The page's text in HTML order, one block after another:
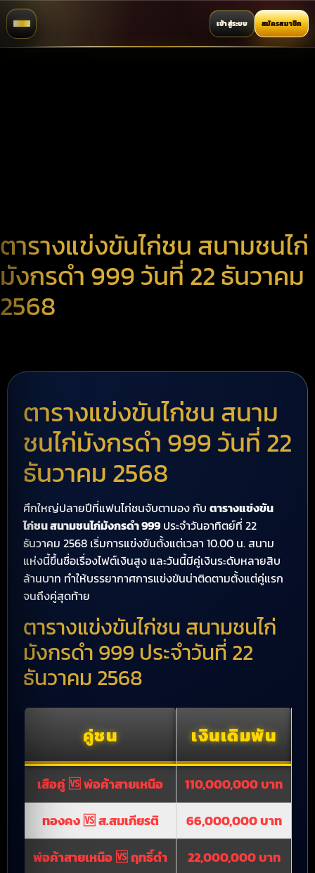
เข้าสู่ระบบ สมัครสมาชิก
ตารางแข่งขันไก่ชน สนามชนไก่
มังกรดำ 999 วันที่ 22 ธันวาคม
2568
ตารางแข่งขันไก่ชน สนาม
ชนไก่มังกรดำ 999 วันที่ 22
ธันวาคม 2568
ศึกใหญ่ปลายปีที่แฟนไก่ชนจับตามอง กับ ตารางแข่งขัน
ไก่ชน สนามชนไก่มังกรดำ 999 ประจำวันอาทิตย์ที่ 22
ธันวาคม 2568 เริ่มการแข่งขันตั้งแต่เวลา 10.00 น. สนาม
แห่งนี้ขึ้นชื่อเรื่องไฟต์เงินสูง และวันนี้มีคู่เงินระดับหลายสิบ
ล้านบาท ทำให้บรรยากาศการแข่งขันน่าติดตามตั้งแต่คู่แรก
จนถึงคู่สุดท้าย
ตารางแข่งขันไก่ชน สนามชนไก่
มังกรดำ 999 ประจำวันที่ 22
ธันวาคม 2568
คู่ชน เงินเดิมพัน
เสือคู่ 🆚 พ่อค้าสายเหนือ 110,000,000 บาท
ทองคง 🆚 ส.สมเกียรติ
66,000,000 บาท
พ่อค้าสายเหนือ 🆚 ฤทธิ์ดำ
22,000,000 บาท